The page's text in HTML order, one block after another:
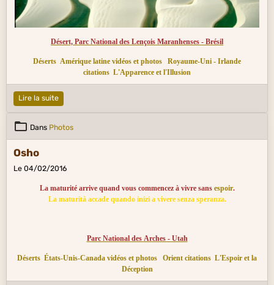
Désert, Parc National des Lençois Maranhenses - Brésil
Déserts Amérique latine vidéos et photos
Royaume-Uni - Irlande
citations L'Apparence et l'Illusion
Lire la suite
Dans Photos
Osho
Le 04/02/2016
La maturité arrive quand vous commencez à vivre sans espoir.
La maturità accade quando inizi a vivere senza speranza.
Parc National des Arches - Utah
Déserts États-Unis-Canada vidéos et photos Orient citations L'Espoir et la
Déception